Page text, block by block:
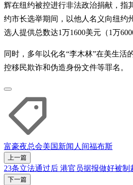
辉在纽约被控进行非法政治捐献，指
约市长选举期间，以他人名义向纽约
选人提供总数达1万1600美元（1万
同时，多年以化名“李木林”在美生活
控移民欺诈和伪造身份文件等罪名。
富豪夜总会美国新闻人间福布斯
上一篇
23条立法通过后 港官员据报做好被制
下一篇